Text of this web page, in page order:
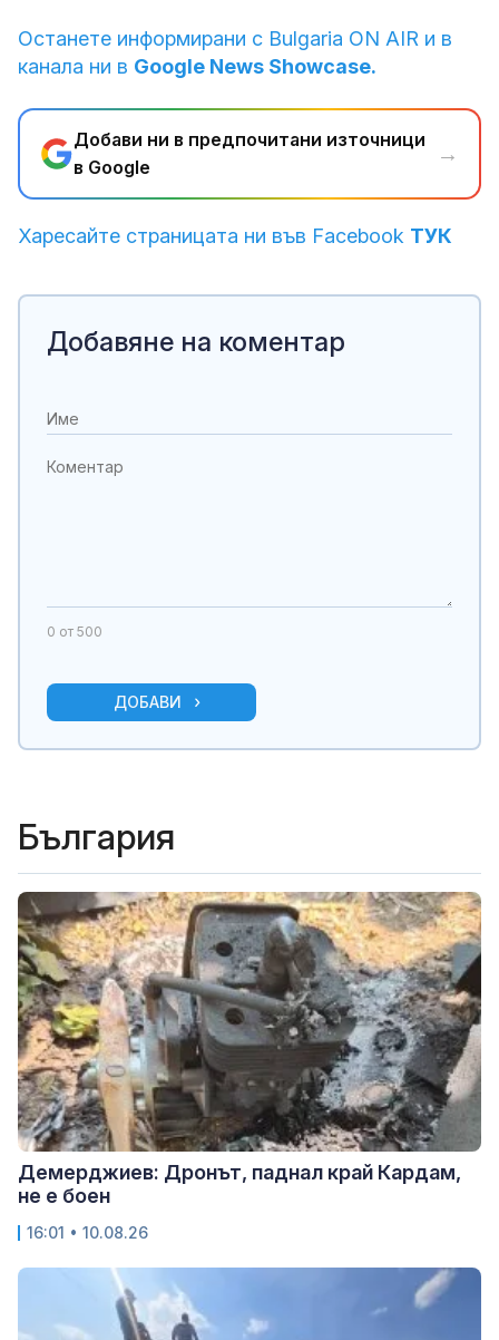
Останете информирани с Bulgaria ON AIR и в
канала ни в Google News Showcase.
Добави ни в предпочитани източници
в Google
→
Харесайте страницата ни във Facebook ТУК
Добавяне на коментар
0 от 500
ДОБАВИ
България
Демерджиев: Дронът, паднал край Кардам,
не е боен
16:01 • 10.08.26